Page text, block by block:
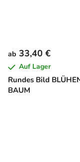
Rundes Bild
BAUM
ab 33,40 €
Auf Lager